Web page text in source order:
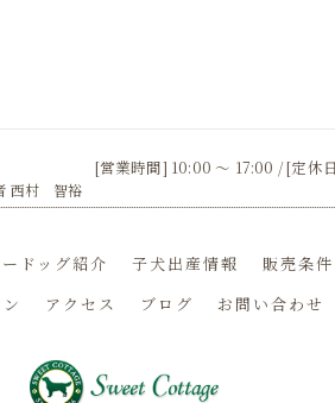
西村 智裕
[営業時間] 10:00 〜 17:00 / [定休
ドッグ紹介 子犬出産情報 販売条件
アクセス ブログ お問い合わせ